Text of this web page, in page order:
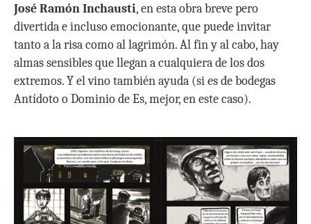
José Ramón Inchausti, en esta obra breve pero
divertida e incluso emocionante, que puede invitar
tanto a la risa como al lagrimón. Al fin y al cabo, hay
almas sensibles que llegan a cualquiera de los dos
extremos. Y el vino también ayuda (si es de bodegas
Antídoto o Dominio de Es, mejor, en este caso).